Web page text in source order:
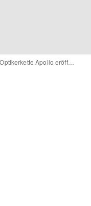
Optikerkette Apollo eröffnet neuen Flagship-Store in München